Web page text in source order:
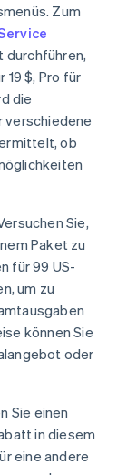
Zum
durchführen,
19 $, Pro für
die
verschiedene
ob
Sie,
Paket zu
für 99 US-
um zu
können Sie
oder
Sie einen
in diesem
eine andere